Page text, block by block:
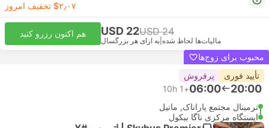
‎$۲٫۰۷ تخفیف امروز
USD 24
USD 22
مالیات‌ها لحاظ شده به ازای هر بزرگسال
هم اکنون رزرو کنید
محبوب برای زوج‌ها
تأیید فوری
پرفروش
20:00
06:00
+1
10h
ترمینال مجتمع پاراناک, مانیل
ایستگاه مرکزی ناگا بیکول